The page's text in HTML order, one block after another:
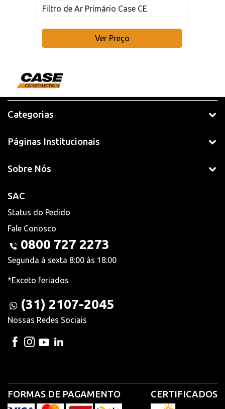
Filtro de Ar Primário Case CE
Ver Preço
Categorias
Páginas Institucionais
Sobre Nós
SAC
Status do Pedido
Fale Conosco
0800 727 2273
Segunda à sexta 8:00 às 18:00
*Exceto feriados
(31) 2107-2045
Nossas Redes Sociais
FORMAS DE PAGAMENTO CERTIFICADOS